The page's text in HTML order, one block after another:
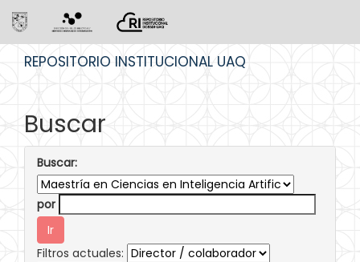
REPOSITORIO INSTITUCIONAL UAQ
Buscar
Buscar:
por
Filtros actuales: